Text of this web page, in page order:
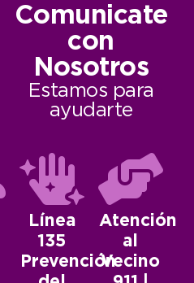
Comunicate
con
Nosotros
Estamos para
ayudarte
Línea
135
Prevención
Atención
al
Vecino